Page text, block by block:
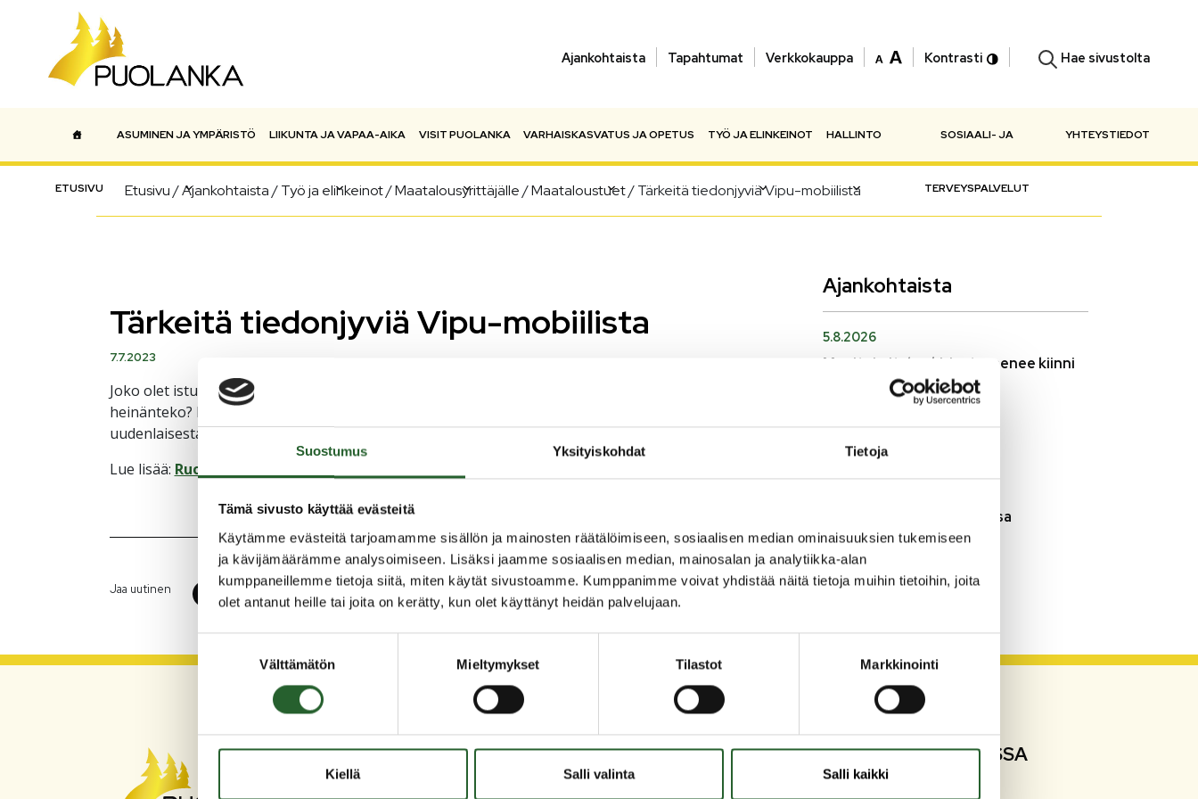
Suostumus Yksityiskohdat Tietoja
Tämä sivusto käyttää evästeitä
Käytämme evästeitä tarjoamamme sisällön ja mainosten räätälöimiseen, sosiaalisen median ominaisuuksien tukemiseen
ja kävijämäärämme analysoimiseen. Lisäksi jaamme sosiaalisen median, mainosalan ja analytiikka-alan
kumppaneillemme tietoja siitä, miten käytät sivustoamme. Kumppanimme voivat yhdistää näitä tietoja muihin tietoihin, joita
olet antanut heille tai joita on kerätty, kun olet käyttänyt heidän palvelujaan.
valinta
Välttämätön Mieltymykset Tilastot Markkinointi
Kiellä Salli valinta Salli kaikki
Ajankohtaista Tapahtumat Verkkokauppa Kontrasti Hae sivustolta
Päävalikko
ETUSIVU
ASUMINEN JA YMPÄRISTÖ LIIKUNTA JA VAPAA-AIKA VISIT PUOLANKA VARHAISKASVATUS JA OPETUS TYÖ JA ELINKEINOT HALLINTO SOSIAALI- JA
TERVEYSPALVELUT
YHTEYSTIEDOT
Etusivu/Ajankohtaista/Työ ja elinkeinot/Maatalousyrittäjälle/Maataloustuet/Tärkeitä tiedonjyviä Vipu-mobiilista
Tärkeitä tiedonjyviä Vipu-mobiilista
7.7.2023
Joko olet istuttanut puhelimeesi Vipu-mobiilin, jolla yhteydenpito hallintoon on helpompaa kuin
heinänteko? Päivitetty Vipu-mobiili täydentää Vipu-palvelua. Lataa, ota käyttöön ja nauti
uudenlaisesta joustavuudesta.
Lue lisää: Ruokaviraston Viljelijäuutiskirje 28.6.2023
Jaa uutinen
Ajankohtaista
5.8.2026
Monitoimitalon kirjasto menee kiinni
perjantaina klo 12.00
maaseutuhallinnossa
Asfaltointityöt taajamassa
myöhästyvät
KATSO KAIKKI
PUOLANKA OIKOPOLUT SEURAA SOMESSA